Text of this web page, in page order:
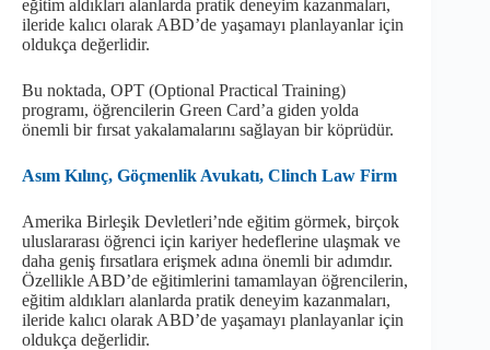
eğitim aldıkları alanlarda pratik deneyim kazanmaları,
ileride kalıcı olarak ABD’de yaşamayı planlayanlar için
oldukça değerlidir.
Bu noktada, OPT (Optional Practical Training)
programı, öğrencilerin Green Card’a giden yolda
önemli bir fırsat yakalamalarını sağlayan bir köprüdür.
Asım Kılınç, Göçmenlik Avukatı, Clinch Law Firm
Amerika Birleşik Devletleri’nde eğitim görmek, birçok
uluslararası öğrenci için kariyer hedeflerine ulaşmak ve
daha geniş fırsatlara erişmek adına önemli bir adımdır.
Özellikle ABD’de eğitimlerini tamamlayan öğrencilerin,
eğitim aldıkları alanlarda pratik deneyim kazanmaları,
ileride kalıcı olarak ABD’de yaşamayı planlayanlar için
oldukça değerlidir.